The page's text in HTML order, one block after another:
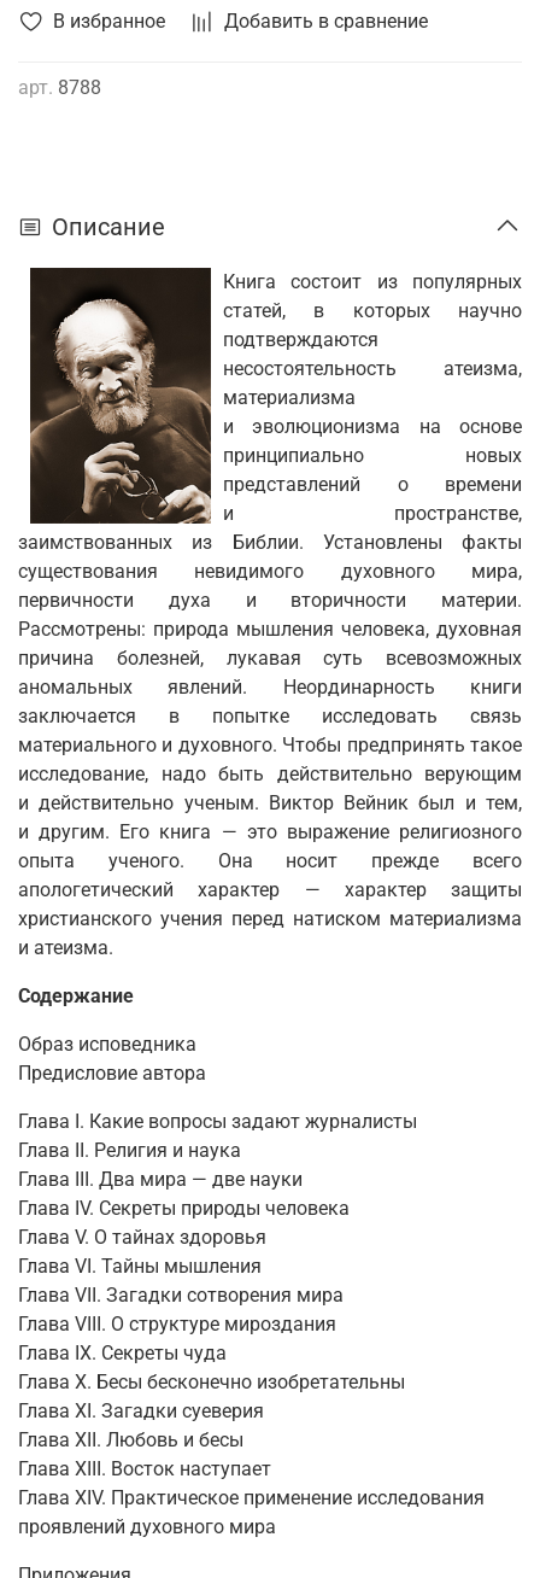
В избранное Добавить в сравнение
арт. 8788
Описание
Книга состоит из популярных
статей, в которых научно
подтверждаются
несостоятельность атеизма,
материализма
и эволюционизма на основе
принципиально новых
представлений о времени
и пространстве,
заимствованных из Библии. Установлены факты
существования невидимого духовного мира,
первичности духа и вторичности материи.
Рассмотрены: природа мышления человека, духовная
причина болезней, лукавая суть всевозможных
аномальных явлений. Неординарность книги
заключается в попытке исследовать связь
материального и духовного. Чтобы предпринять такое
исследование, надо быть действительно верующим
и действительно ученым. Виктор Вейник был и тем,
и другим. Его книга — это выражение религиозного
опыта ученого. Она носит прежде всего
апологетический характер — характер защиты
христианского учения перед натиском материализма
и атеизма.
Содержание
Образ исповедника
Предисловие автора
Глава I. Какие вопросы задают журналисты
Глава II. Религия и наука
Глава III. Два мира — две науки
Глава IV. Секреты природы человека
Глава V. О тайнах здоровья
Глава VI. Тайны мышления
Глава VII. Загадки сотворения мира
Глава VIII. О структуре мироздания
Глава IX. Секреты чуда
Глава X. Бесы бесконечно изобретательны
Глава XI. Загадки суеверия
Глава XII. Любовь и бесы
Глава XIII. Восток наступает
Глава XIV. Практическое применение исследования
проявлений духовного мира